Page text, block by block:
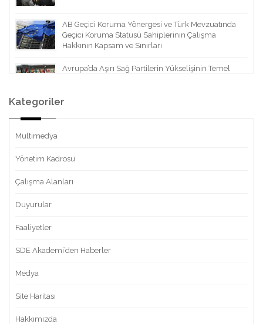
AB Geçici Koruma Yönergesi ve Türk Mevzuatında
Geçici Koruma Statüsü Sahiplerinin Çalışma
Hakkının Kapsam ve Sınırları
Avrupa’da Aşırı Sağ Partilerin Yükselişinin Temel
Kategoriler
Multimedya
Yönetim Kadrosu
Çalışma Alanları
Duyurular
Faaliyetler
SDE Akademi’den Haberler
Medya
Site Haritası
Hakkımızda